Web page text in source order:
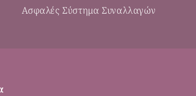
Ασφαλές Σύστημα Συναλλαγών